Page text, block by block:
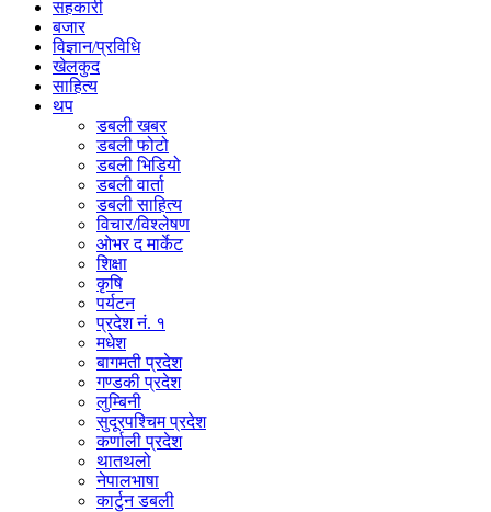
सहकारी
बजार
विज्ञान/प्रविधि
खेलकुद
साहित्य
थप
डबली खबर
डबली फोटो
डबली भिडियो
डबली वार्ता
डबली साहित्य
विचार/विश्‍लेषण
ओभर द मार्केट
शिक्षा
कृषि
पर्यटन
प्रदेश नं. १
मधेश
बागमती प्रदेश
गण्डकी प्रदेश
लुम्बिनी
सुदूरपश्चिम प्रदेश
कर्णाली प्रदेश
थातथलो
नेपालभाषा
कार्टुन डबली